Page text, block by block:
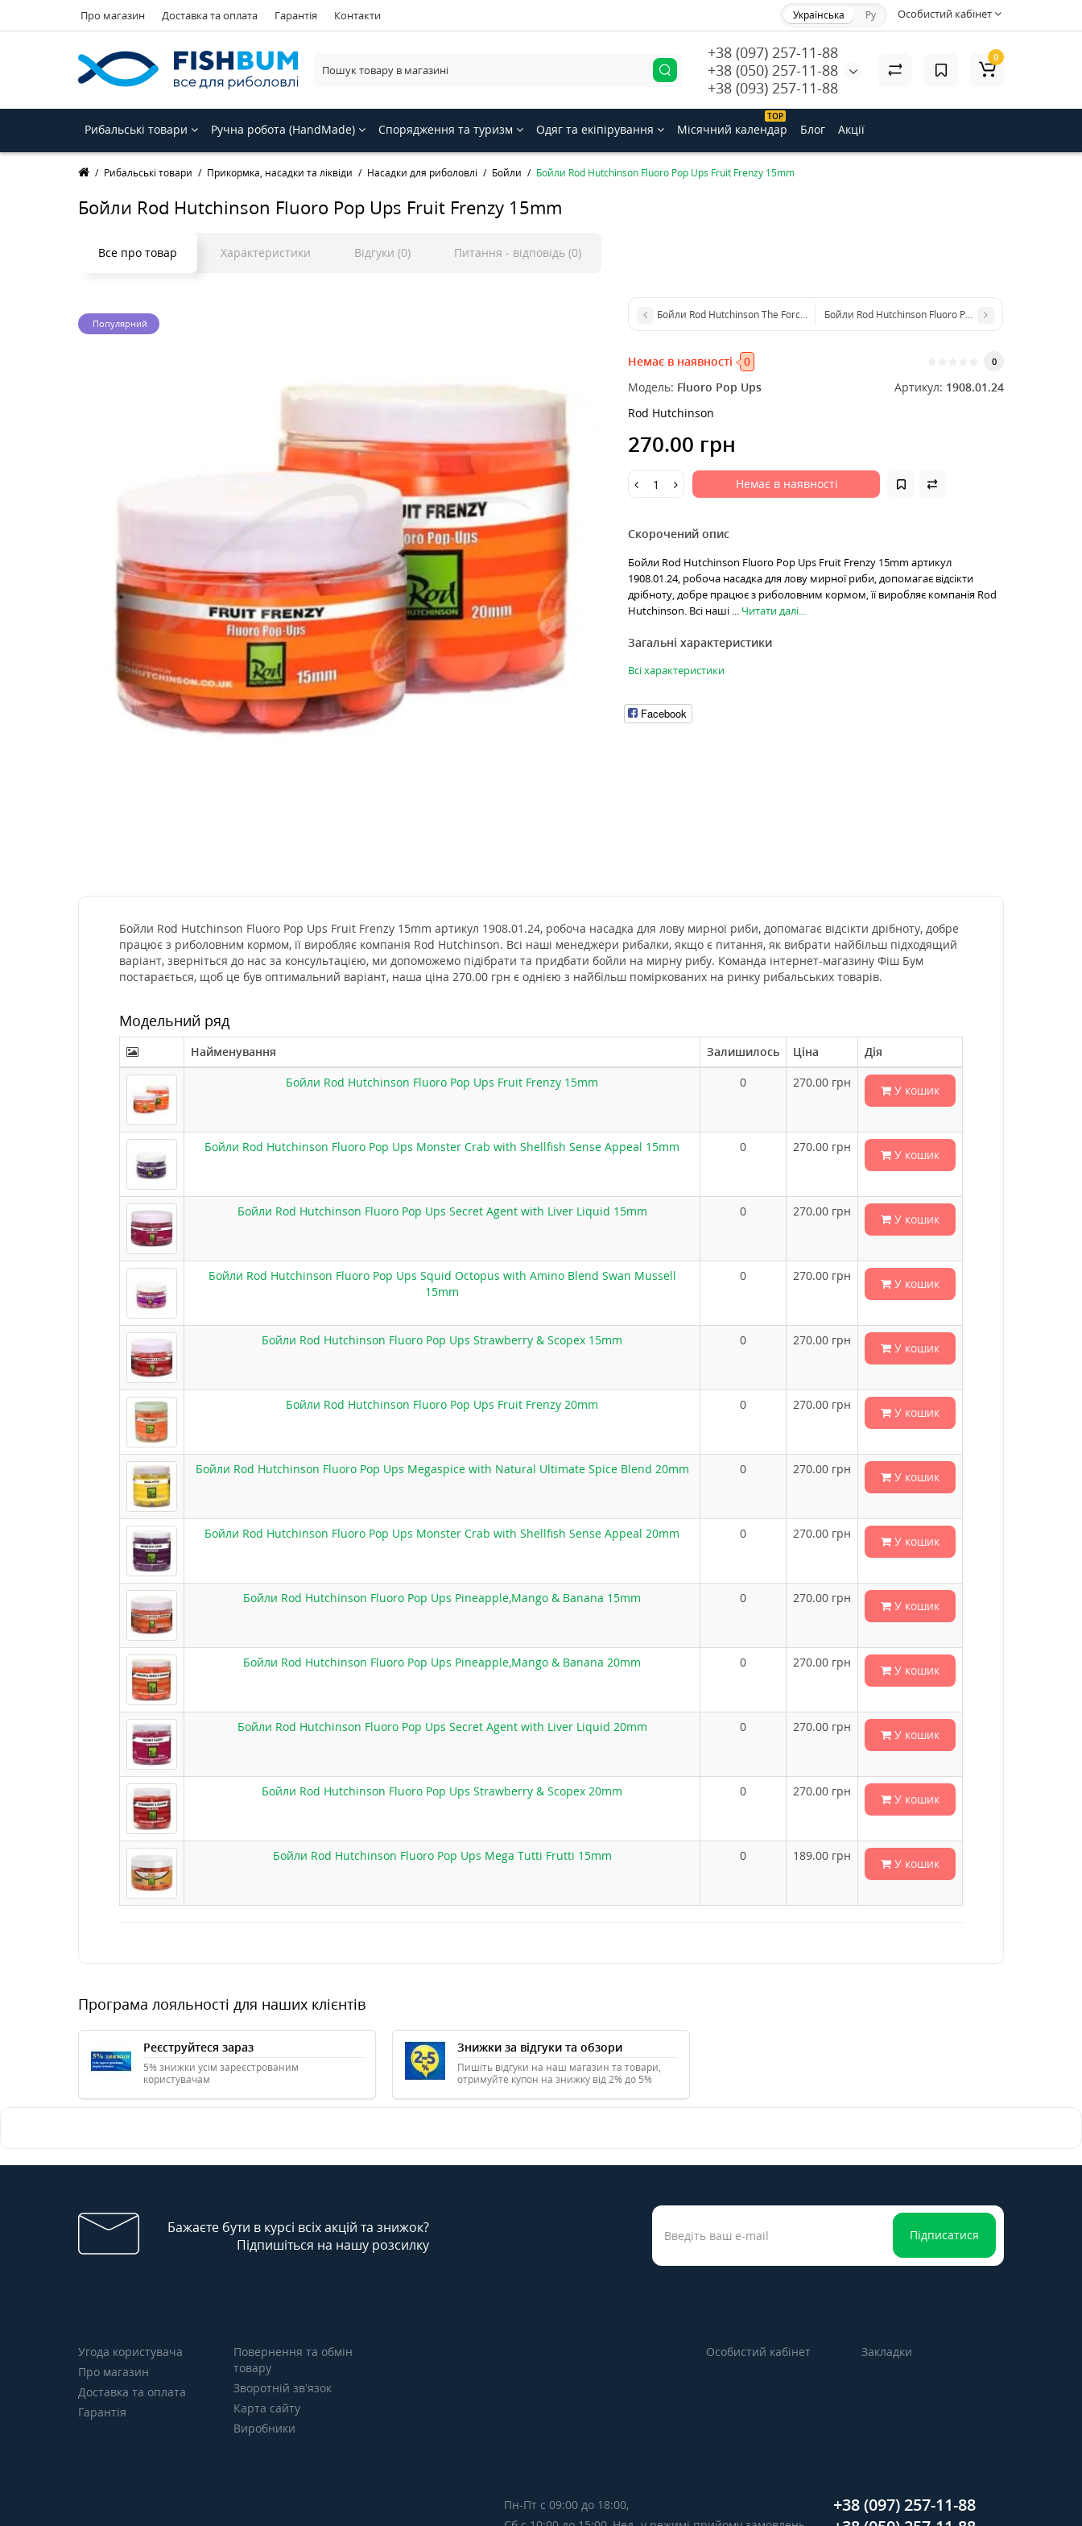
Про магазин Доставка та оплата Гарантія Контакти Особистий кабінет
Українська Ру
+38 (097) 257-11-88
+38 (050) 257-11-88
+38 (093) 257-11-88
0
Рибальські товари Ручна робота (HandMade) Спорядження та туризм Одяг та екіпірування
ТОP
Місячний календар Блог Акції
Рибальські товари Прикормка, насадки та ліквіди Насадки для риболовлі Бойли Бойли Rod Hutchinson Fluoro Pop Ups Fruit Frenzy 15mm
Бойли Rod Hutchinson Fluoro Pop Ups Fruit Frenzy 15mm
Все про товар Характеристики Відгуки (0) Питання - відповідь (0)
Популярний
Бойли Rod Hutchinson The Force Fluoro Dumbell Pop Ups 20mm
Бойли Rod Hutchinson Fluoro Pop Ups Monster Crab
Немає в наявності 0 0
Модель: Fluoro Pop Ups Артикул: 1908.01.24
Rod Hutchinson
270.00 грн
Немає в наявності
Скорочений опис
Бойли Rod Hutchinson Fluoro Pop Ups Fruit Frenzy 15mm артикул
1908.01.24, робоча насадка для лову мирної риби, допомагає відсікти
дрібноту, добре працює з риболовним кормом, її виробляє компанія Rod
Hutchinson. Всі наші ... Читати далі...
Загальні характеристики
Всі характеристики
Facebook
Бойли Rod Hutchinson Fluoro Pop Ups Fruit Frenzy 15mm артикул 1908.01.24, робоча насадка для лову мирної риби, допомагає відсікти дрібноту, добре
працює з риболовним кормом, її виробляє компанія Rod Hutchinson. Всі наші менеджери рибалки, якщо є питання, як вибрати найбільш підходящий
варіант, зверніться до нас за консультацією, ми допоможемо підібрати та придбати бойли на мирну рибу. Команда інтернет-магазину Фіш Бум
постарається, щоб це був оптимальний варіант, наша ціна 270.00 грн є однією з найбільш поміркованих на ринку рибальських товарів.
Модельний ряд
Найменування Залишилось Ціна
Дія
Бойли Rod Hutchinson Fluoro Pop Ups Fruit Frenzy 15mm
0 270.00 грн
У кошик
Бойли Rod Hutchinson Fluoro Pop Ups Monster Crab with Shellfish Sense Appeal 15mm 0 270.00 грн
У кошик
Бойли Rod Hutchinson Fluoro Pop Ups Secret Agent with Liver Liquid 15mm 0 270.00 грн
У кошик
Бойли Rod Hutchinson Fluoro Pop Ups Squid Octopus with Amino Blend Swan Mussell
15mm
0 270.00 грн
У кошик
Бойли Rod Hutchinson Fluoro Pop Ups Strawberry & Scopex 15mm 0 270.00 грн
У кошик
Бойли Rod Hutchinson Fluoro Pop Ups Fruit Frenzy 20mm 0 270.00 грн
У кошик
Бойли Rod Hutchinson Fluoro Pop Ups Megaspice with Natural Ultimate Spice Blend 20mm 0 270.00 грн
У кошик
Бойли Rod Hutchinson Fluoro Pop Ups Monster Crab with Shellfish Sense Appeal 20mm 0 270.00 грн
У кошик
Бойли Rod Hutchinson Fluoro Pop Ups Pineapple,Mango & Banana 15mm 0 270.00 грн
У кошик
Бойли Rod Hutchinson Fluoro Pop Ups Pineapple,Mango & Banana 20mm 0 270.00 грн
У кошик
Бойли Rod Hutchinson Fluoro Pop Ups Secret Agent with Liver Liquid 20mm 0 270.00 грн
У кошик
Бойли Rod Hutchinson Fluoro Pop Ups Strawberry & Scopex 20mm 0 270.00 грн
У кошик
Бойли Rod Hutchinson Fluoro Pop Ups Mega Tutti Frutti 15mm 0 189.00 грн
У кошик
Програма лояльності для наших клієнтів
Реєструйтеся зараз
5% знижки усім зареєстрованим
користувачам
Знижки за відгуки та обзори
Пишіть відгуки на наш магазин та товари,
отримуйте купон на знижку від 2% до 5%
Бажаєте бути в курсі всіх акцій та знижок?
Підпишіться на нашу розсилку
Підписатися
Угода користувача
Про магазин
Доставка та оплата
Гарантія
Повернення та обмін
товару
Зворотній зв’язок
Карта сайту
Виробники
Особистий кабінет Закладки
Пн-Пт с 09:00 до 18:00,
+38 (097) 257-11-88